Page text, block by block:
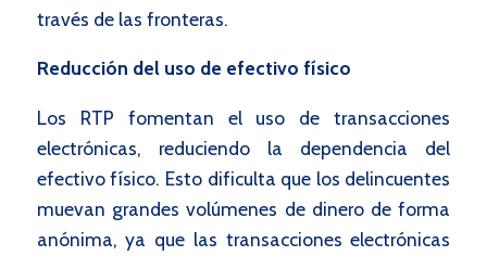
través de las fronteras.
Reducción del uso de efectivo físico
Los RTP fomentan el uso de transacciones
electrónicas, reduciendo la dependencia del
efectivo físico. Esto dificulta que los delincuentes
muevan grandes volúmenes de dinero de forma
anónima, ya que las transacciones electrónicas